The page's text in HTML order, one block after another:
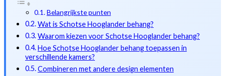
Belangrijkste punten
Wat is Schotse Hooglander behang?
Waarom kiezen voor Schotse Hooglander behang?
Hoe Schotse Hooglander behang toepassen in
verschillende kamers?
Combineren met andere design elementen